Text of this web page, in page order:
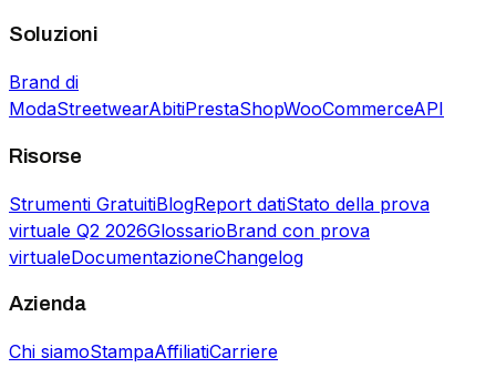
Soluzioni
Brand di
ModaStreetwearAbitiPrestaShopWooCommerceAPI
Risorse
Strumenti GratuitiBlogReport datiStato della prova
virtuale Q2 2026GlossarioBrand con prova
virtualeDocumentazioneChangelog
Azienda
Chi siamoStampaAffiliatiCarriere